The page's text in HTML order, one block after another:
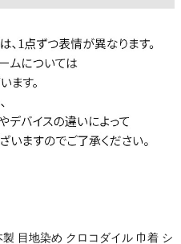
目地染め クロコダイル 巾着 シ